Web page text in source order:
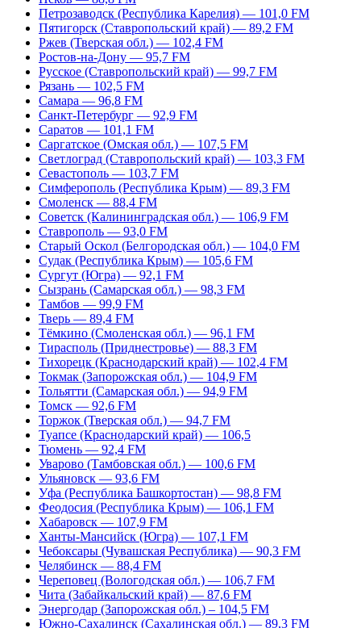
Петрозаводск (Республика Карелия) — 101,0 FM
Пятигорск (Ставропольский край) — 89,2 FM
Ржев (Тверская обл.) — 102,4 FM
Ростов-на-Дону — 95,7 FM
Русское (Ставропольский край) — 99,7 FM
Рязань — 102,5 FM
Самара — 96,8 FM
Санкт-Петербург — 92,9 FM
Саратов — 101,1 FM
Саргатское (Омская обл.) — 107,5 FM
Светлоград (Ставропольский край) — 103,3 FM
Севастополь — 103,7 FM
Симферополь (Республика Крым) — 89,3 FM
Смоленск — 88,4 FM
Советск (Калининградская обл.) — 106,9 FM
Ставрополь — 93,0 FM
Старый Оскол (Белгородская обл.) — 104,0 FM
Судак (Республика Крым) — 105,6 FM
Сургут (Югра) — 92,1 FM
Сызрань (Самарская обл.) — 98,3 FM
Тамбов — 99,9 FM
Тверь — 89,4 FM
Тёмкино (Смоленская обл.) — 96,1 FM
Тирасполь (Приднестровье) — 88,3 FM
Тихорецк (Краснодарский край) — 102,4 FM
Токмак (Запорожская обл.) — 104,9 FM
Тольятти (Самарская обл.) — 94,9 FM
Томск — 92,6 FM
Торжок (Тверская обл.) — 94,7 FM
Туапсе (Краснодарский край) — 106,5
Тюмень — 92,4 FM
Уварово (Тамбовская обл.) — 100,6 FM
Ульяновск — 93,6 FM
Уфа (Республика Башкортостан) — 98,8 FM
Феодосия (Республика Крым) — 106,1 FM
Хабаровск — 107,9 FM
Ханты-Мансийск (Югра) — 107,1 FM
Чебоксары (Чувашская Республика) — 90,3 FM
Челябинск — 88,4 FM
Череповец (Вологодская обл.) — 106,7 FM
Чита (Забайкальский край) — 87,6 FM
Энергодар (Запорожская обл.) – 104,5 FM
Южно-Сахалинск (Сахалинская обл.) — 89,3 FM